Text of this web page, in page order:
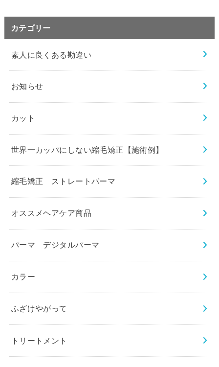
カテゴリー
素人に良くある勘違い
お知らせ
カット
世界一カッパにしない縮毛矯正【施術例】
縮毛矯正 ストレートパーマ
オススメヘアケア商品
パーマ デジタルパーマ
カラー
ふざけやがって
トリートメント